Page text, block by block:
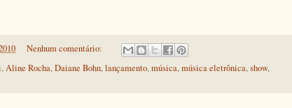
Nenhum comentário:
,Aline Rocha,Daiane Bohn,lançamento,música,música eletrônica,show,